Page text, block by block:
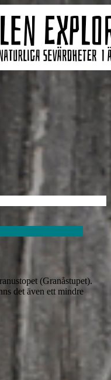
(Granåstupet).
det även ett mindre